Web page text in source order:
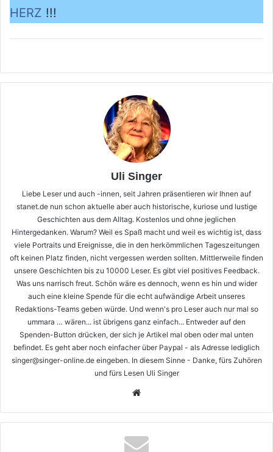
HERZ !!!
Uli Singer
Liebe Leser und auch -innen, seit Jahren präsentieren wir Ihnen auf
stanet.de nun schon aktuelle aber auch historische, kuriose und lustige
Geschichten aus dem Alltag. Kostenlos und ohne jeglichen
Hintergedanken. Warum? Weil es Spaß macht und weil es wichtig ist, dass
viele Portraits und Ereignisse, die in den herkömmlichen Tageszeitungen
oft keinen Platz finden, nicht vergessen werden sollten. Mittlerweile finden
unsere Geschichten bis zu 10000 Leser. Es gibt viel positives Feedback.
Was uns narrisch freut. Schön wäre es dennoch, wenn es hin und wider
auch eine kleine Spende für die echt aufwändige Arbeit unseres
Redaktions-Teams geben würde. Und wenn's pro Leser auch nur mal so
ummara … wären... ist übrigens ganz einfach... Entweder auf den
Spenden-Button drücken, der sich je Artikel mal oben oder mal unten
befindet. Es geht aber noch einfacher über Paypal - als Adresse lediglich
singer@singer-online.de eingeben. In diesem Sinne - Danke, fürs Zuhören
und fürs Lesen Uli Singer